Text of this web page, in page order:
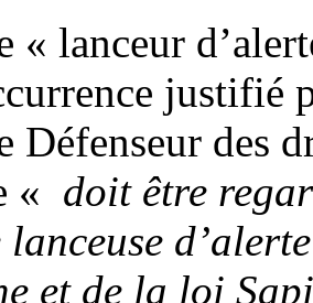
« lanceur
justifié
Défenseur des
« doit être
et de la loi